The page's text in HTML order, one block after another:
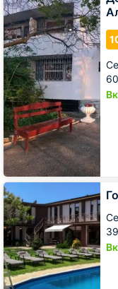
лагерь
отдыха
Алькадар
Гостиница
Берёзка
Юг